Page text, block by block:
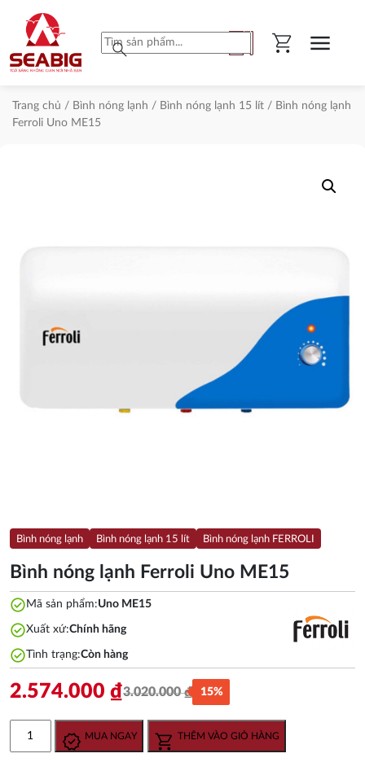
search shopping_cart menu
Trang chủ / Bình nóng lạnh / Bình nóng lạnh 15 lít / Bình nóng lạnh
Ferroli Uno ME15
Bình nóng lạnh Bình nóng lạnh 15 lít Bình nóng lạnh FERROLI
Bình nóng lạnh Ferroli Uno ME15
check_circle Mã sản phẩm:Uno ME15
check_circleXuất xứ:Chính hãng
check_circleTình trạng:Còn hàng
3.020.000₫
Giá
gốc
là:
2.574.000 ₫
Giá
hiện
tại
15%
MUA NGAY THÊM VÀO GIỎ HÀNG